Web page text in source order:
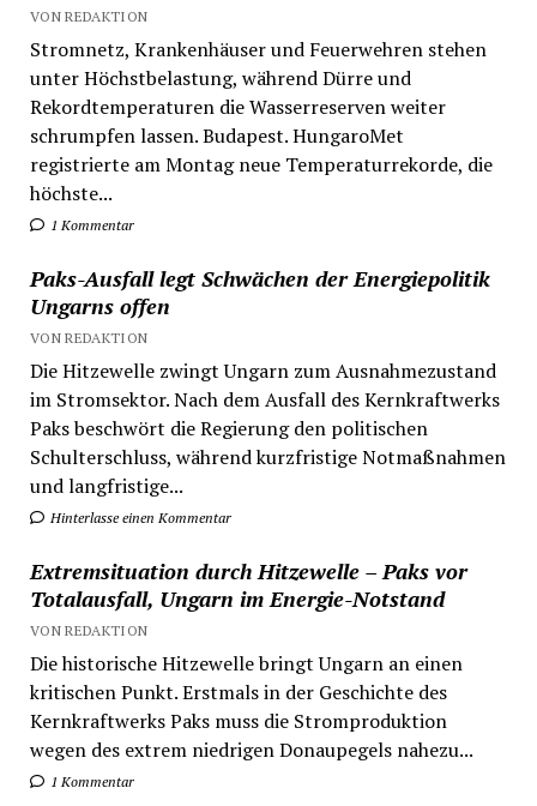
VON REDAKTION
Stromnetz, Krankenhäuser und Feuerwehren stehen
unter Höchstbelastung, während Dürre und
Rekordtemperaturen die Wasserreserven weiter
schrumpfen lassen. Budapest. HungaroMet
registrierte am Montag neue Temperaturrekorde, die
höchste...
1 Kommentar
Paks-Ausfall legt Schwächen der Energiepolitik
Ungarns offen
VON REDAKTION
Die Hitzewelle zwingt Ungarn zum Ausnahmezustand
im Stromsektor. Nach dem Ausfall des Kernkraftwerks
Paks beschwört die Regierung den politischen
Schulterschluss, während kurzfristige Notmaßnahmen
und langfristige...
Hinterlasse einen Kommentar
Extremsituation durch Hitzewelle – Paks vor
Totalausfall, Ungarn im Energie-Notstand
VON REDAKTION
Die historische Hitzewelle bringt Ungarn an einen
kritischen Punkt. Erstmals in der Geschichte des
Kernkraftwerks Paks muss die Stromproduktion
wegen des extrem niedrigen Donaupegels nahezu...
1 Kommentar